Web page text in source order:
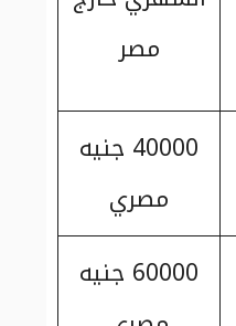
مصر
40000 جنيه
مصري
60000 جنيه